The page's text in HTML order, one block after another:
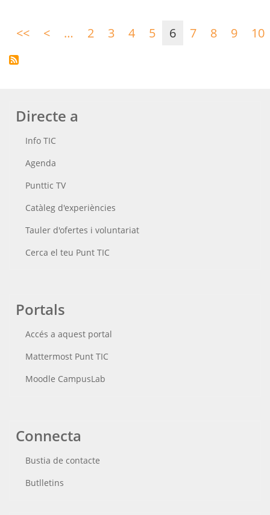
<< Primera
< Pàgina
… 2 3 4 5 6 7 8 9 10
Directe a
Info TIC
Agenda
Punttic TV
Catàleg d'experiències
Tauler d'ofertes i voluntariat
Cerca el teu Punt TIC
Portals
Accés a aquest portal
Mattermost Punt TIC
Moodle CampusLab
Connecta
Bustia de contacte
Butlletins